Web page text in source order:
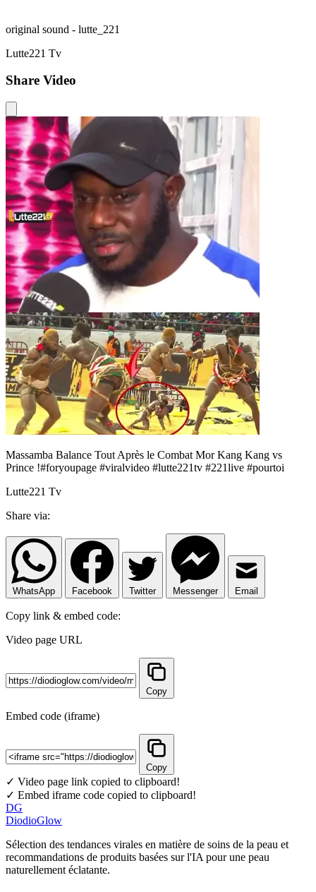
original sound - lutte_221
Lutte221 Tv
Share Video
Massamba Balance Tout Après le Combat Mor Kang Kang vs
Prince !#foryoupage #viralvideo #lutte221tv #221live #pourtoi
Lutte221 Tv
Share via:
WhatsApp Facebook Twitter Messenger Email
Copy link & embed code:
Video page URL
Copy
Embed code (iframe)
Copy
✓ Video page link copied to clipboard!
✓ Embed iframe code copied to clipboard!
DG
DiodioGlow
Sélection des tendances virales en matière de soins de la peau et
recommandations de produits basées sur l'IA pour une peau
naturellement éclatante.